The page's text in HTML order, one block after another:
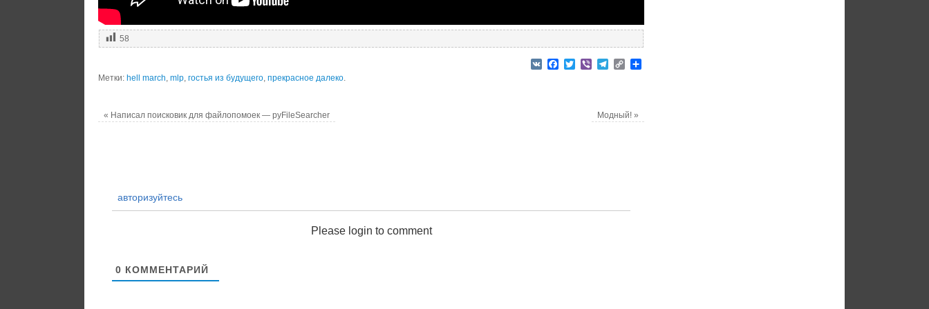
58
VK Facebook
TwitterViberTelegram
Copy
Метки: hell march mlp гостья из будущего прекрасное далеко
« Написал поисковик для файлопомоек — pyFileSearcher Модный!»
авторизуйтесь
Please login to comment
0 КОММЕНТАРИЙ